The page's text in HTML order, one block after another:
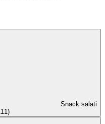
Snack salati